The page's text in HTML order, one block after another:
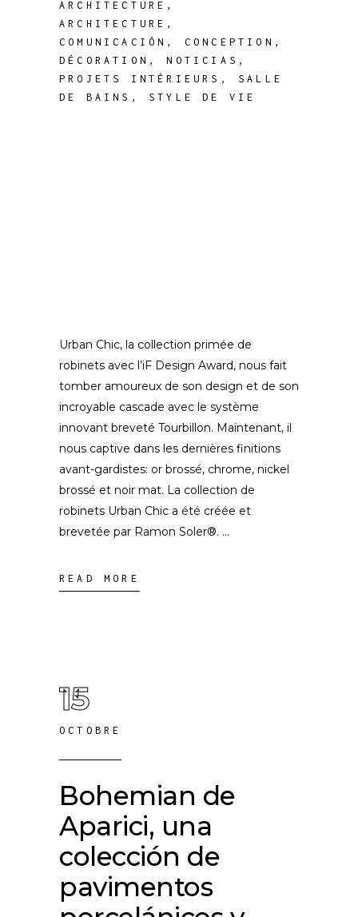
ARCHITECTURE ,
ARCHITECTURE ,
COMUNICACIÓN , CONCEPTION ,
DÉCORATION ,NOTICIAS ,
PROJETS INTÉRIEURS , SALLE
DE BAINS , STYLE DE VIE
Urban Chic, la collection primée de
robinets avec l’iF Design Award, nous fait
tomber amoureux de son design et de son
incroyable cascade avec le système
innovant breveté Tourbillon. Maintenant, il
nous captive dans les dernières finitions
avant-gardistes: or brossé, chrome, nickel
brossé et noir mat. La collection de
robinets Urban Chic a été créée et
brevetée par Ramon Soler®.
READ MORE
15
OCTOBRE
Bohemian de
Aparici, una
colección de
pavimentos